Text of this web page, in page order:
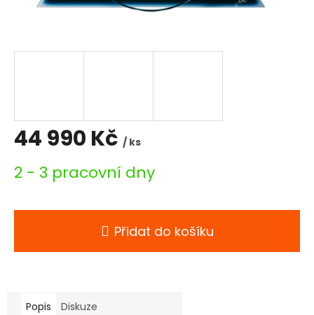
44 990 Kč / ks
cena:
2 - 3 pracovní dny
Přidat do košíku
Popis Diskuze